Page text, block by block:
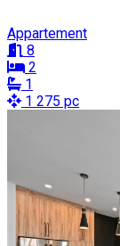
Appartement
8
2
1
1 275 pc